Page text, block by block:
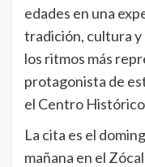
edades en una
tradición, cultura y
los ritmos más
protagonista de
el Centro
La cita es el
mañana en el